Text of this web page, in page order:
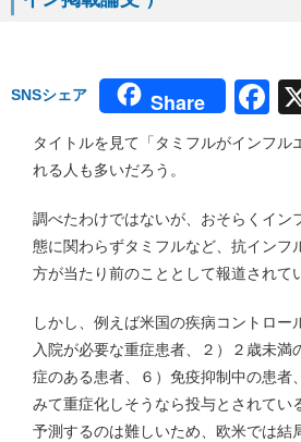
SNSシェア Share
タイトルを見て「タミフルがインフ
れる人も多いだろう。
調べたわけではないが、おそらくイ
態に関わらずタミフルなど、抗イン
方が当たり前のこととして報道されて
しかし、例えば米国の疾病コントロ
入院が必要な重症患者、２）２歳未
症のある患者、６）免疫抑制中の患
みて重症化しそうなら投与とされて
予測するのは難しいため、欧米では